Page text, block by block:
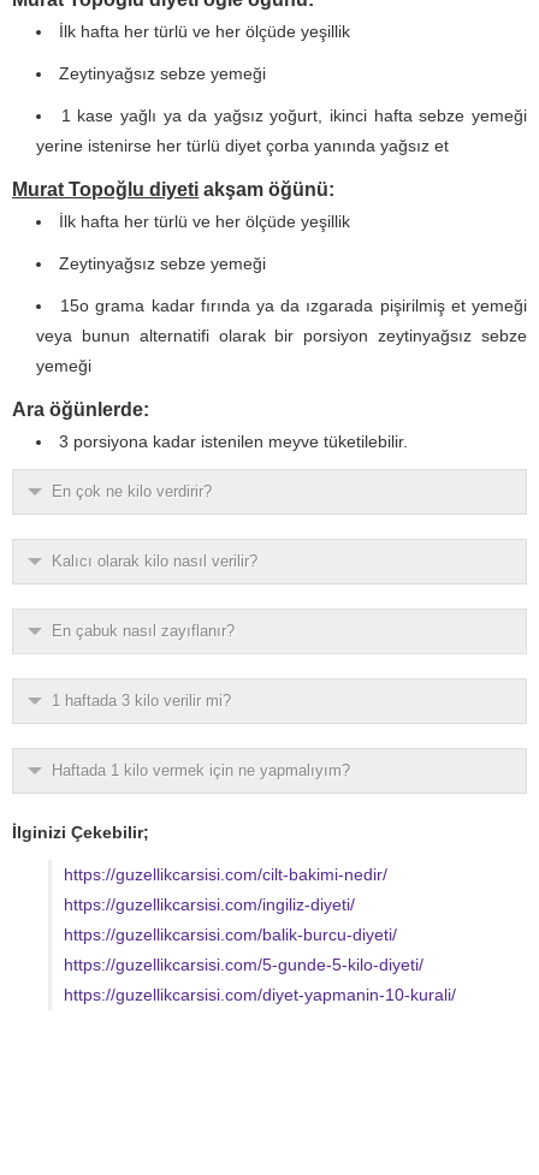
İlk hafta her türlü ve her ölçüde yeşillik
Zeytinyağsız sebze yemeği
1 kase yağlı ya da yağsız yoğurt, ikinci hafta sebze yemeği
yerine istenirse her türlü diyet çorba yanında yağsız et
Murat Topoğlu diyeti akşam öğünü:
İlk hafta her türlü ve her ölçüde yeşillik
Zeytinyağsız sebze yemeği
15o grama kadar fırında ya da ızgarada pişirilmiş et yemeği
veya bunun alternatifi olarak bir porsiyon zeytinyağsız sebze
yemeği
Ara öğünlerde:
3 porsiyona kadar istenilen meyve tüketilebilir.
En çok ne kilo verdirir?
Kalıcı olarak kilo nasıl verilir?
En çabuk nasıl zayıflanır?
1 haftada 3 kilo verilir mi?
Haftada 1 kilo vermek için ne yapmalıyım?
İlginizi Çekebilir;
https://guzellikcarsisi.com/cilt-bakimi-nedir/
https://guzellikcarsisi.com/ingiliz-diyeti/
https://guzellikcarsisi.com/balik-burcu-diyeti/
https://guzellikcarsisi.com/5-gunde-5-kilo-diyeti/
https://guzellikcarsisi.com/diyet-yapmanin-10-kurali/